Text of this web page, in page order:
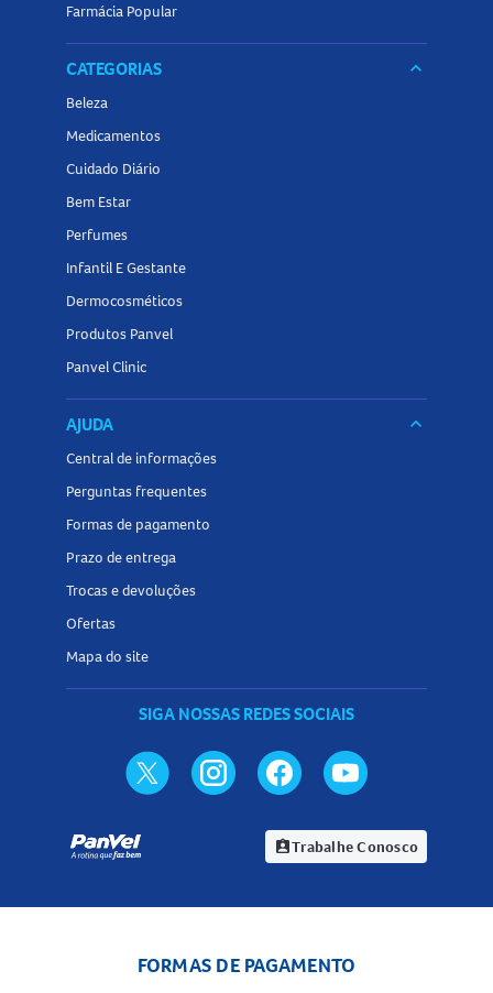
Farmácia Popular
CATEGORIAS keyboard_arrow_down
Beleza
Medicamentos
Cuidado Diário
Bem Estar
Perfumes
Infantil E Gestante
Dermocosméticos
Produtos Panvel
Panvel Clinic
AJUDA keyboard_arrow_down
Central de informações
Perguntas frequentes
Formas de pagamento
Prazo de entrega
Trocas e devoluções
Ofertas
Mapa do site
SIGA NOSSAS REDES SOCIAIS
assignment_indTrabalhe Conosco
FORMAS DE PAGAMENTO